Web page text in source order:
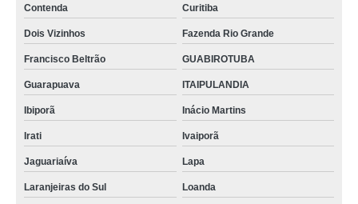
Contenda Curitiba
Dois Vizinhos Fazenda Rio Grande
Francisco Beltrão GUABIROTUBA
Guarapuava ITAIPULANDIA
Ibiporã Inácio Martins
Irati Ivaiporã
Jaguariaíva Lapa
Laranjeiras do Sul Loanda